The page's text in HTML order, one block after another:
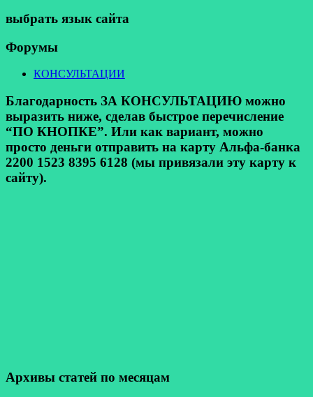
выбрать язык сайта
Форумы
КОНСУЛЬТАЦИИ
Благодарность ЗА КОНСУЛЬТАЦИЮ можно
выразить ниже, сделав быстрое перечисление
“ПО КНОПКЕ”. Или как вариант, можно
просто деньги отправить на карту Альфа-банка
2200 1523 8395 6128 (мы привязали эту карту к
сайту).
Архивы статей по месяцам